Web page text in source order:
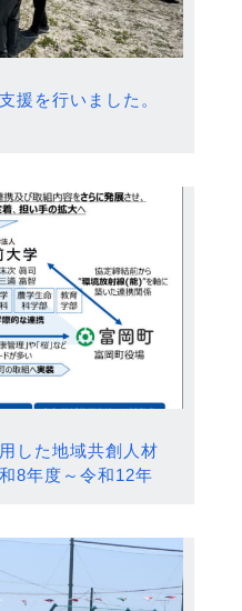
援を行いました。
した地域共創人材
8年度～令和12年